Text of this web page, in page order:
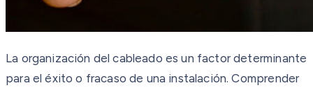
La organización del cableado es un factor determinante
para el éxito o fracaso de una instalación. Comprender